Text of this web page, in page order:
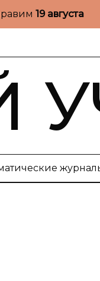
19 августа